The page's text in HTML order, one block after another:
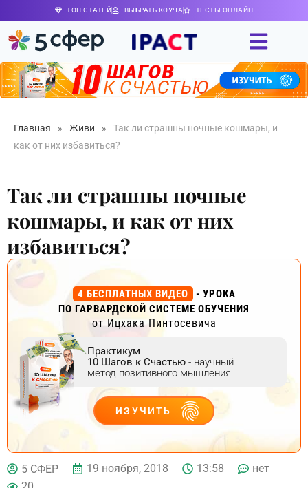
ТОП СТАТЕЙ ВЫБРАТЬ КОУЧА ТЕСТЫ ОНЛАЙН
Главная » Живи »
Так ли страшны ночные кошмары, и
как от них избавиться?
Так ли страшны ночные
кошмары, и как от них
избавиться?
4 БЕСПЛАТНЫХ ВИДЕО
- УРОКА
ПО ГАРВАРДСКОЙ СИСТЕМЕ ОБУЧЕНИЯ
от Ицхака Пинтосевича
Практикум
10 Шагов к Счастью - научный
метод позитивного мышления
ИЗУЧИТЬ
ДЕЙСТВУЙ
5 СФЕР 19 ноября, 2018 13:58
нет